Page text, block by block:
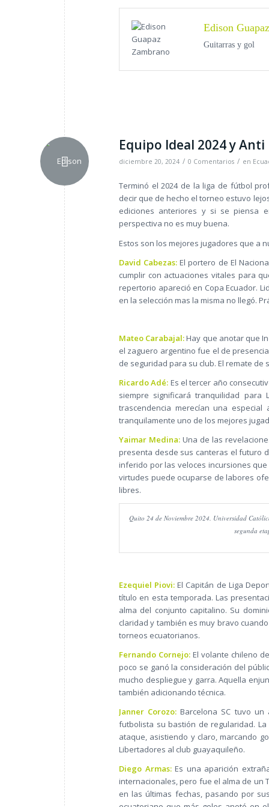
Edison
Guitarras y gol
Equipo Ideal 2024 y
diciembre 20, 2024 / 0 Comentarios / en
Terminó el 2024 de la liga de fútbol
decir que de hecho el torneo estuvo
ediciones anteriores y si se piensa
perspectiva no es muy buena.
Estos son los mejores jugadores que a
David Cabezas: El portero de El
cumplir con actuaciones vitales para
repertorio apareció en Copa Ecuador.
en la selección mas la misma no llegó.
Mateo Carabajal:Hay que anotar que
el zaguero argentino fue el de
de seguridad para su club. El remate
Ricardo Adé: Es el tercer año
siempre significará tranquilidad para
trascendencia merecían una
tranquilamente uno de los mejores
Yaimar Medina:Una de las
presenta desde sus canteras el futuro
inferido por las veloces incursiones
virtudes puede ocuparse de labores
libres.
Quito 24 de Noviembre 2024. Universidad
segunda
Ezequiel Piovi: El Capitán de Liga
título en esta temporada. Las
alma del conjunto capitalino. Su
claridad y también es muy bravo
torneos ecuatorianos.
Fernando Cornejo: El volante chileno
poco se ganó la consideración del
mucho despliegue y garra. Aquella
también adicionando técnica.
Janner Corozo: Barcelona SC tuvo
futbolista su bastión de regularidad.
ataque, asistiendo y claro, marcando
Libertadores al club guayaquileño.
Diego Armas:Es una aparición
internacionales, pero fue el alma de un
en las últimas fechas, pasando por